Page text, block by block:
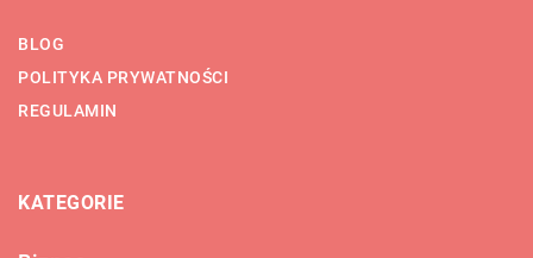
BLOG
POLITYKA PRYWATNOŚCI
REGULAMIN
KATEGORIE